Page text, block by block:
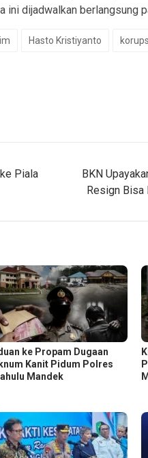
ini dijadwalkan berlangsung
Hasto Kristiyanto
Piala
BKN
Resign Bisa
ke Propam Dugaan
Kanit Pidum Polres
Mandek